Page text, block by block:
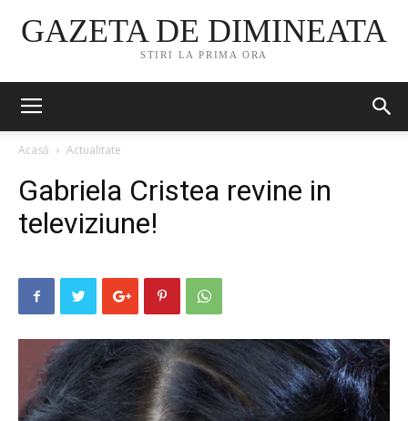
GAZETA DE DIMINEATA
STIRI LA PRIMA ORA
Acasă Actualitate
Gabriela Cristea revine in
televiziune!